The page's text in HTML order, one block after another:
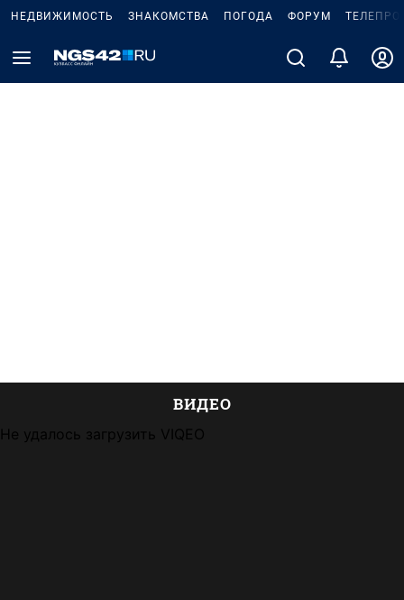
НЕДВИЖИМОСТЬ ЗНАКОМСТВА ПОГОДА ФОРУМ
ВИДЕО
Не удалось загрузить VIQEO